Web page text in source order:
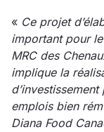
« Ce projet
important pour
MRC des
implique la
emplois bien
Diana Food